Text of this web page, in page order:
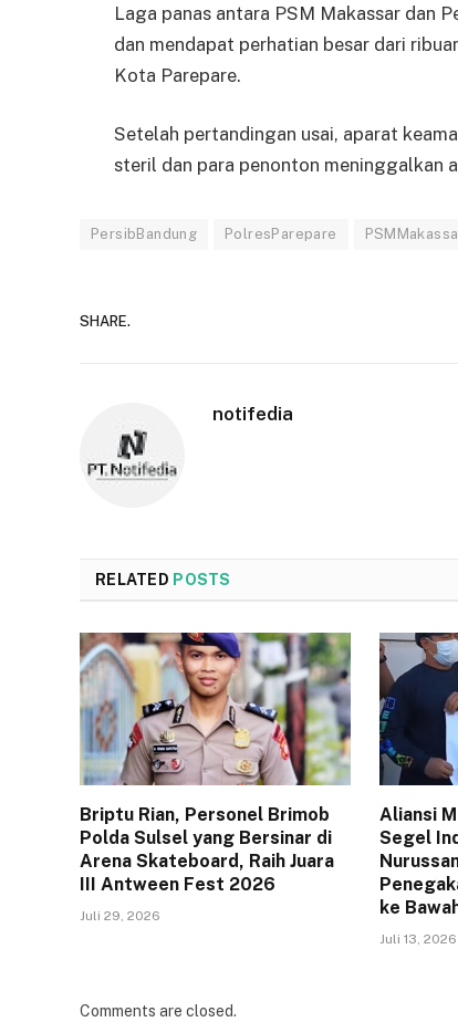
Laga panas antara PSM Makassar dan
dan mendapat perhatian besar dari
Kota Parepare.
Setelah pertandingan usai, aparat
steril dan para penonton meninggalkan
PersibBandung PolresParepare
SHARE.
notifedia
RELATED POSTS
Briptu Rian, Personel Brimob
Polda Sulsel yang Bersinar di
Arena Skateboard, Raih Juara
III Antween Fest 2026
Juli 29, 2026
Aliansi
Segel
ke
Juli 13, 2026
Comments are closed.